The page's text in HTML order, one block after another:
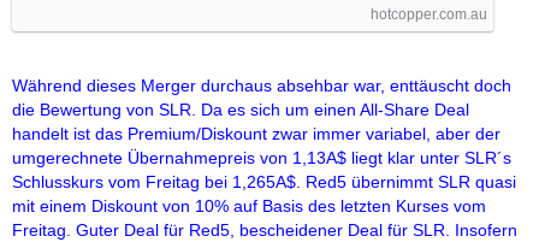
hotcopper.com.au
Während dieses Merger durchaus absehbar war, enttäuscht doch
die Bewertung von SLR. Da es sich um einen All-Share Deal
handelt ist das Premium/Diskount zwar immer variabel, aber der
umgerechnete Übernahmepreis von 1,13A$ liegt klar unter SLR´s
Schlusskurs vom Freitag bei 1,265A$. Red5 übernimmt SLR quasi
mit einem Diskount von 10% auf Basis des letzten Kurses vom
Freitag. Guter Deal für Red5, bescheidener Deal für SLR. Insofern